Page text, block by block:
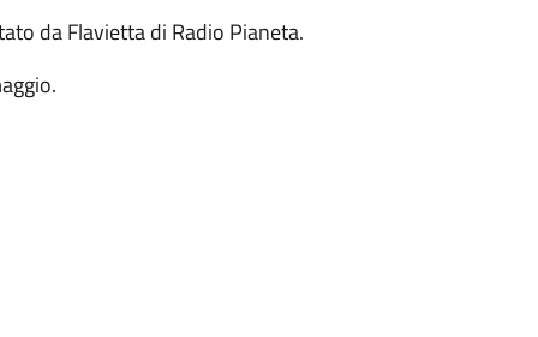
da Flavietta di Radio Pianeta.